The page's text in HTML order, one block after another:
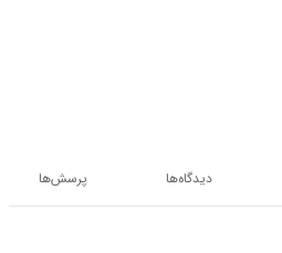
دیدگاه‌ها پرسش‌ها